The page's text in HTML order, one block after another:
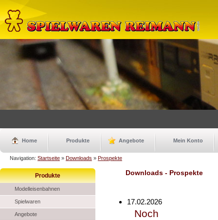
Home Produkte Angebote Mein Konto
Navigation: Startseite » Downloads » Prospekte
Produkte
Modelleisenbahnen
Spielwaren
Angebote
Downloads - Prospekte
17.02.2026
Noch